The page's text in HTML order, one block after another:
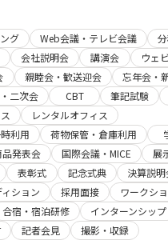
グ
Web会議・テレビ会議
会社説明会 講演会
ウェ
親睦会・歓送迎会
忘年会・
二次会
CBT 筆記試験
レンタルオフィス
利用
荷物保管・倉庫利用
品発表会 国際会議・MICE
展
表彰式 記念式典
決算説明
ション 採用面接
ワークシ
合宿・宿泊研修
インターンシップ
記者会見
撮影・収録